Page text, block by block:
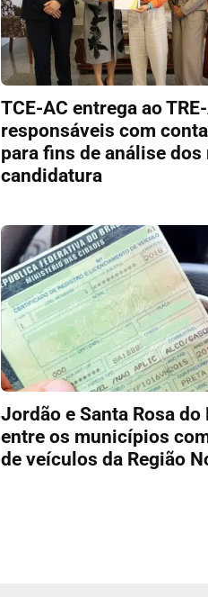
TCE-AC entrega ao
responsáveis com
para fins de análise
candidatura
Jordão e Santa Rosa
entre os municípios
de veículos da Região